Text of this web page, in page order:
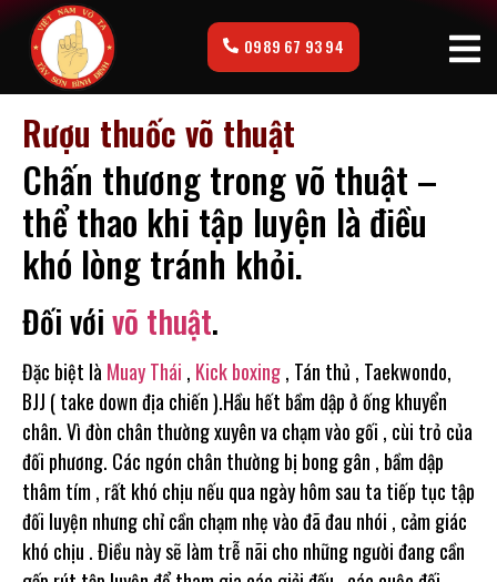
0989 67 93 94
Rượu thuốc võ thuật
Chấn thương trong võ thuật –
thể thao khi tập luyện là điều
khó lòng tránh khỏi.
Đối vớivõ thuật.
Đặc biệt là Muay Thái , Kick boxing, Tán thủ , Taekwondo,
BJJ ( take down địa chiến ).Hầu hết bầm dập ở ống khuyển
chân. Vì đòn chân thường xuyên va chạm vào gối , cùi trỏ của
đối phương. Các ngón chân thường bị bong gân , bầm dập
thâm tím , rất khó chịu nếu qua ngày hôm sau ta tiếp tục tập
đối luyện nhưng chỉ cần chạm nhẹ vào đã đau nhói , cảm giác
khó chịu . Điều nàysẽ làm trễ nãi cho những người đang cần